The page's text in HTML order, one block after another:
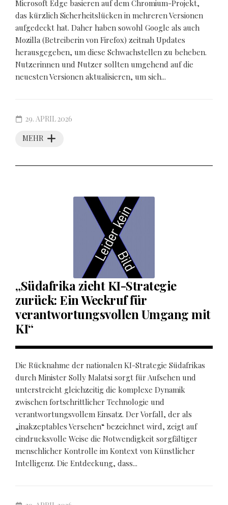
Microsoft Edge basieren auf dem Chromium-Projekt,
das kürzlich Sicherheitslücken in mehreren Versionen
aufgedeckt hat. Daher haben sowohl Google als auch
Mozilla (Betreiberin von Firefox) zeitnah Updates
herausgegeben, um diese Schwachstellen zu beheben.
Nutzerinnen und Nutzer sollten umgehend auf die
neuesten Versionen aktualisieren, um sich...
MEHR
29. APRIL 2026
„Südafrika zieht KI-Strategie
zurück: Ein Weckruf für
verantwortungsvollen Umgang mit
KI“
Die Rücknahme der nationalen KI-Strategie Südafrikas
durch Minister Solly Malatsi sorgt für Aufsehen und
unterstreicht gleichzeitig die komplexe Dynamik
zwischen fortschrittlicher Technologie und
verantwortungsvollem Einsatz. Der Vorfall, der als
„inakzeptables Versehen“ bezeichnet wird, zeigt auf
eindrucksvolle Weise die Notwendigkeit sorgfältiger
menschlicher Kontrolle im Kontext von Künstlicher
Intelligenz. Die Entdeckung, dass...